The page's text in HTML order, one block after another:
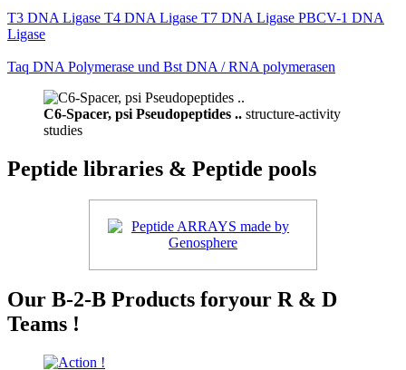
T3 DNA Ligase T4 DNA Ligase T7 DNA Ligase PBCV-1 DNA
Ligase
Taq DNA Polymerase und Bst DNA / RNA polymerasen
C6-Spacer, psi Pseudopeptides .. structure-activity
studies
Peptide libraries & Peptide pools
Our B-2-B Products foryour R & D
Teams !